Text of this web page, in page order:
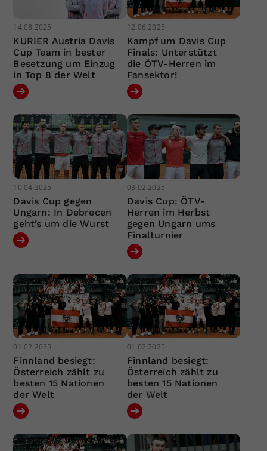
14.08.2025
KURIER Austria Davis
Cup Team in bester
Besetzung um Einzug
in Top 8 der Welt
12.06.2025
Kampf um Davis Cup
Finals: Unterstützt
die ÖTV-Herren im
Fansektor!
10.04.2025
Davis Cup gegen
Ungarn: In Debrecen
geht’s um die Wurst
03.02.2025
Davis Cup: ÖTV-
Herren im Herbst
gegen Ungarn ums
Finalturnier
01.02.2025
Finnland besiegt:
Österreich zählt zu
besten 15 Nationen
der Welt
01.02.2025
Finnland besiegt:
Österreich zählt zu
besten 15 Nationen
der Welt